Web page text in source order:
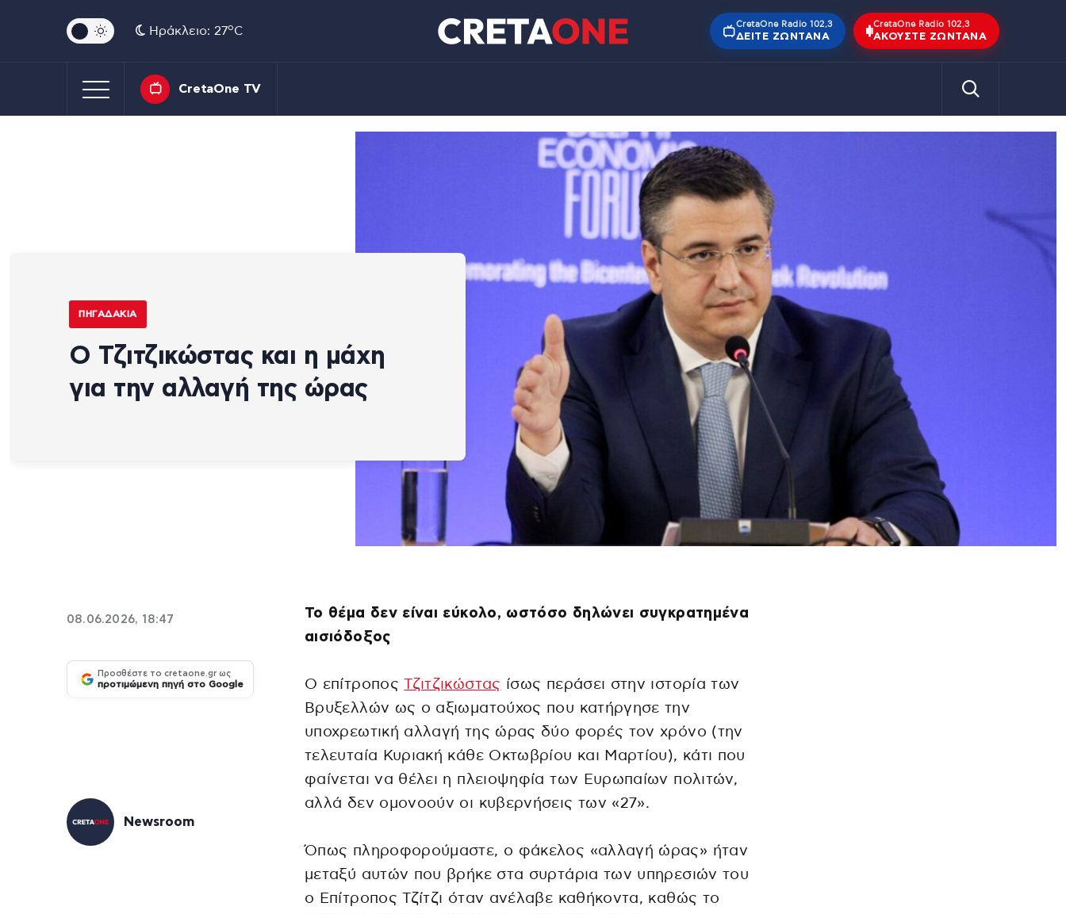
Ηράκλειο: 27oC
CretaOne Radio 102,3
ΔΕΊΤΕ ΖΩΝΤΑΝΆ
CretaOne Radio 102,3
ΑΚΟΎΣΤΕ ΖΩΝΤΑΝΆ
CretaOne TV
ΠΗΓΑΔΆΚΙΑ
Ο Τζιτζικώστας και η μάχη
για την αλλαγή της ώρας
08.06.2026, 18:47
Προσθέστε το cretaone.gr ως
προτιμώμενη πηγή στο Google
Newsroom
Το θέμα δεν είναι εύκολο, ωστόσο δηλώνει συγκρατημένα
αισιόδοξος
Ο επίτροπος Τζιτζικώστας ίσως περάσει στην ιστορία των
Βρυξελλών ως ο αξιωματούχος που κατήργησε την
υποχρεωτική αλλαγή της ώρας δύο φορές τον χρόνο (την
τελευταία Κυριακή κάθε Οκτωβρίου και Μαρτίου), κάτι που
φαίνεται να θέλει η πλειοψηφία των Ευρωπαίων πολιτών,
αλλά δεν ομονοούν οι κυβερνήσεις των «27».
Όπως πληροφορούμαστε, ο φάκελος «αλλαγή ώρας» ήταν
μεταξύ αυτών που βρήκε στα συρτάρια των υπηρεσιών του
ο Επίτροπος Τζίτζι όταν ανέλαβε καθήκοντα, καθώς το